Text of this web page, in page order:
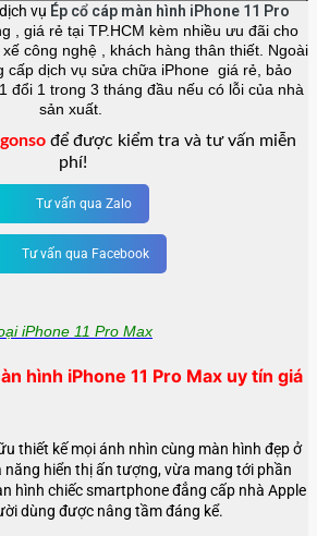
vụ Ép cổ cáp màn hình iPhone 11 Pro
, giá rẻ tại TP.HCM kèm nhiều ưu đãi cho
công nghệ , khách hàng thân thiết. Ngoài
cấp dịch vụ sửa chữa iPhone giá rẻ, bảo
đổi 1 trong 3 tháng đầu nếu có lỗi của nhà
sản xuất.
để được kiểm tra và tư vấn miễn
phí!
Tư vấn qua Zalo
Tư vấn qua Facebook
iPhone 11 Pro Max
hình iPhone 11 Pro Max uy tín giá
thiết kế mọi ánh nhìn cùng màn hình đẹp ở
hiển thị ấn tượng, vừa mang tới phần
hình chiếc smartphone đẳng cấp nhà Apple
dùng được nâng tầm đáng kể.